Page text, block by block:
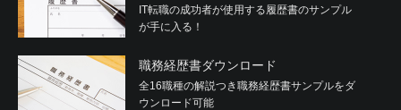
IT転職の成功者が使用する履歴書のサンプル
が手に入る！
職務経歴書ダウンロード
全16職種の解説つき職務経歴書サンプルをダ
ウンロード可能